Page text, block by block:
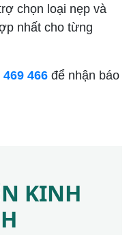
chọn loại nẹp và
nhất cho từng
469 466 để nhận báo
KINH